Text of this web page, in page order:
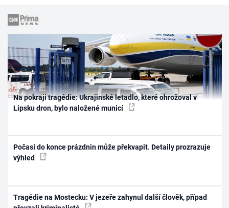
Na pokraji tragédie: Ukrajinské letadlo, které ohrožoval v
Lipsku dron, bylo naložené municí
Počasí do konce prázdnin může překvapit. Detaily prozrazuje
výhled
Tragédie na Mostecku: V jezeře zahynul další člověk, případ